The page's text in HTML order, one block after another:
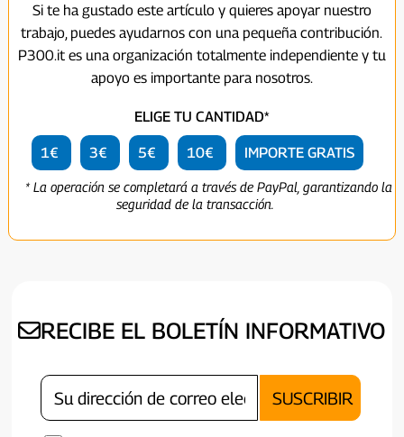
Si te ha gustado este artículo y quieres apoyar nuestro
trabajo, puedes ayudarnos con una pequeña contribución.
P300.it es una organización totalmente independiente y tu
apoyo es importante para nosotros.
ELIGE TU CANTIDAD*
1€ 3€ 5€ 10€ IMPORTE GRATIS
* La operación se completará a través de PayPal, garantizando la
seguridad de la transacción.
RECIBE EL BOLETÍN INFORMATIVO